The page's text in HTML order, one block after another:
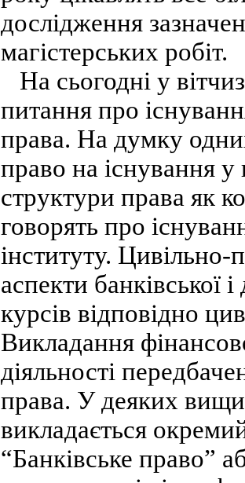
дослідження
магістерських робіт.
На сьогодні у
питання про
права. На думку
право на існування у
структури права як
говорять про
інституту. Цивільно-
аспекти банківської
курсів відповідно
Викладання
діяльності
права. У деяких
викладається
“Банківське право”